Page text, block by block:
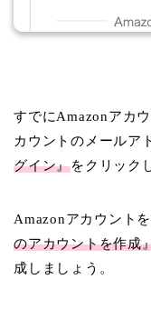
すでにAmazonアカ
カウントのメールア
グイン』をクリック
Amazonアカウント
のアカウントを作成
成しましょう。